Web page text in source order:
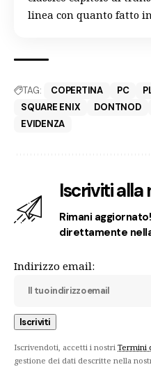
linea con quanto fatto
TAG: COPERTINA PC
SQUARE ENIX
DONTNOD
EVIDENZA
Iscriviti
Rimani
direttamente
Indirizzo email:
Iscrivendoti, accetti i nostri Termini
gestione dei dati descritte nella